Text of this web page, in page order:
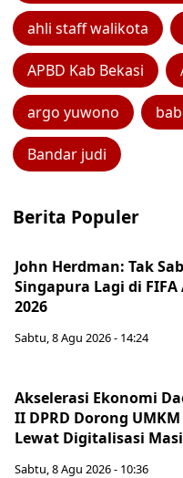
ahli staff walikota
APBD Kab Bekasi
argo yuwono
Bandar judi
Berita Populer
John Herdman: Tak
Singapura Lagi di FIFA
2026
Sabtu, 8 Agu 2026 - 14:24
Akselerasi Ekonomi
II DPRD Dorong
Lewat Digitalisasi
Sabtu, 8 Agu 2026 - 10:36